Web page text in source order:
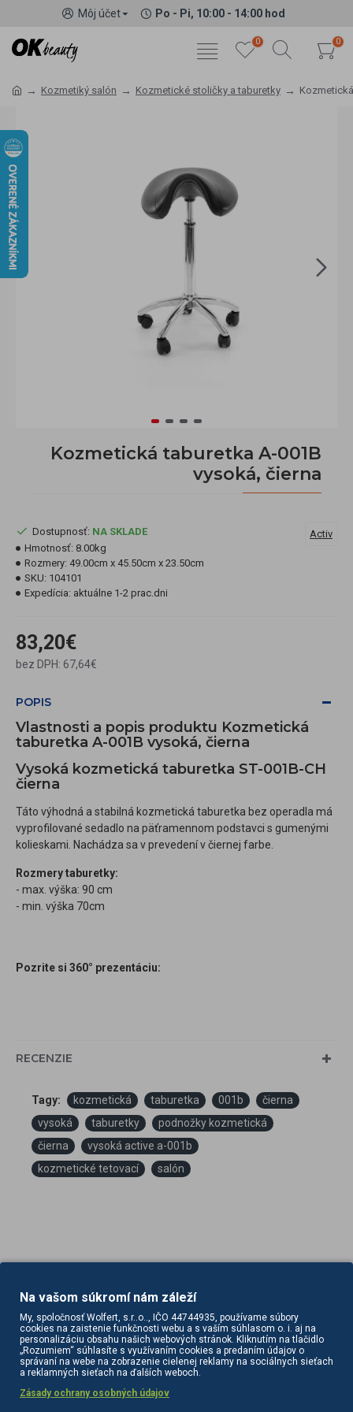
Môj účet Po - Pi, 10:00 - 14:00 hod
0 0
Kozmetiký salón Kozmetické stoličky a taburetky
Kozmetická taburetka A-001B
vysoká, čierna
83,20€
bez DPH: 67,64€
Dostupnosť: NA SKLADE
Hmotnosť: 8.00kg
Rozmery: 49.00cm x 45.50cm x 23.50cm
SKU: 104101
Expedícia: aktuálne 1-2 prac.dni
Activ
POPIS
Vlastnosti a popis produktu Kozmetická
taburetka A-001B vysoká, čierna
Vysoká kozmetická taburetka ST-001B-CH
čierna
Táto výhodná a stabilná kozmetická taburetka bez operadla má
vyprofilované sedadlo na päťramennom podstavci s gumenými
kolieskami. Nachádza sa v prevedení v čiernej farbe.
Rozmery taburetky:
- max. výška: 90 cm
- min. výška 70cm
Pozrite si 360° prezentáciu:
RECENZIE
Tagy: kozmetická taburetka 001b
čierna
vysoká
taburetky
podnožky kozmetická
čierna
vysoká active a-001b
kozmetické tetovací
salón
PODOBNÉ PRODUKTY SÚVISIACE PRODUKTY
Na vašom súkromí nám záleží
My, spoločnosť Wolfert, s.r..o.., IČO 44744935, používame súbory
cookies na zaistenie funkčnosti webu a s vaším súhlasom o. i. aj na
personalizáciu obsahu našich webových stránok. Kliknutím na tlačidlo
„Rozumiem“ súhlasíte s využívaním cookies a predaním údajov o
správaní na webe na zobrazenie cielenej reklamy na sociálnych sieťach
a reklamných sieťach na ďalších weboch.
Zásady ochrany osobných údajov